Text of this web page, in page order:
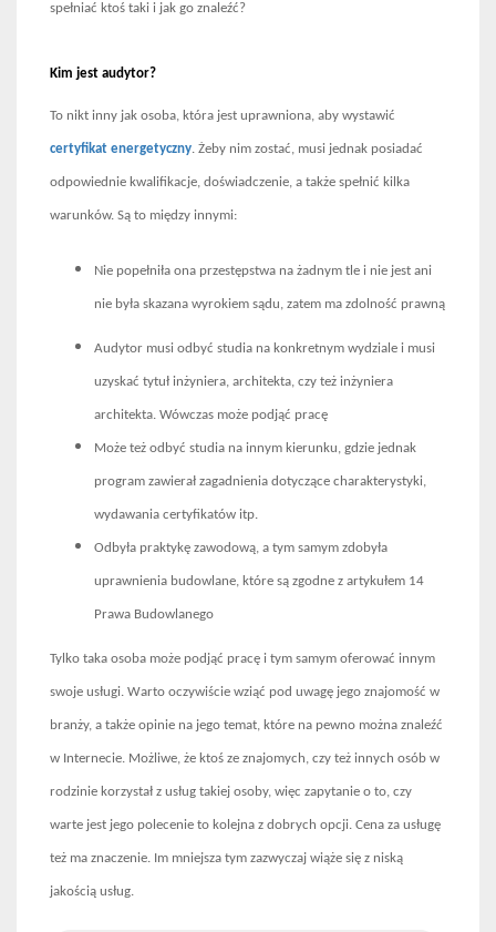
spełniać ktoś taki i jak go znaleźć?
Kim jest audytor?
To nikt inny jak osoba, która jest uprawniona, aby wystawić
certyfikat energetyczny. Żeby nim zostać, musi jednak posiadać
odpowiednie kwalifikacje, doświadczenie, a także spełnić kilka
warunków. Są to między innymi:
Nie popełniła ona przestępstwa na żadnym tle i nie jest ani
nie była skazana wyrokiem sądu, zatem ma zdolność prawną
Audytor musi odbyć studia na konkretnym wydziale i musi
uzyskać tytuł inżyniera, architekta, czy też inżyniera
architekta. Wówczas może podjąć pracę
Może też odbyć studia na innym kierunku, gdzie jednak
program zawierał zagadnienia dotyczące charakterystyki,
wydawania certyfikatów itp.
Odbyła praktykę zawodową, a tym samym zdobyła
uprawnienia budowlane, które są zgodne z artykułem 14
Prawa Budowlanego
Tylko taka osoba może podjąć pracę i tym samym oferować innym
swoje usługi. Warto oczywiście wziąć pod uwagę jego znajomość w
branży, a także opinie na jego temat, które na pewno można znaleźć
w Internecie. Możliwe, że ktoś ze znajomych, czy też innych osób w
rodzinie korzystał z usług takiej osoby, więc zapytanie o to, czy
warte jest jego polecenie to kolejna z dobrych opcji. Cena za usługę
też ma znaczenie. Im mniejsza tym zazwyczaj wiąże się z niską
jakością usług.